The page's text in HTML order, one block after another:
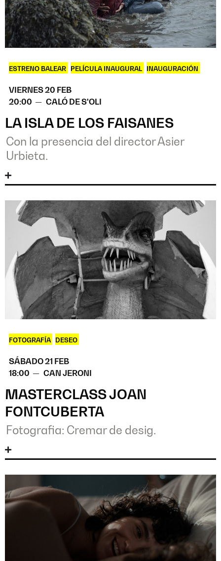
ESTRENO BALEAR PELÍCULA INAUGURAL INAUGURACIÓN
VIERNES 20 FEB
20:00 — CALÓ DE S'OLI
LA ISLA DE LOS FAISANES
Con la presencia del director Asier
Urbieta.
FOTOGRAFÍA DESEO
SÁBADO 21 FEB
18:00 — CAN JERONI
MASTERCLASS JOAN
FONTCUBERTA
Fotografia: Cremar de desig.